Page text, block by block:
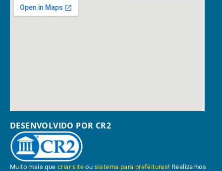
DESENVOLVIDO POR CR2
Muito mais quecriar site ou sistema para prefeituras! Realizamos